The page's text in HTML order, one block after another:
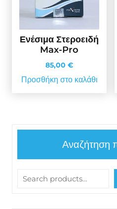
Ενέσιμα Στεροειδή
Max-Pro
85,00 €
Προσθήκη στο καλάθι
Αναζήτηση